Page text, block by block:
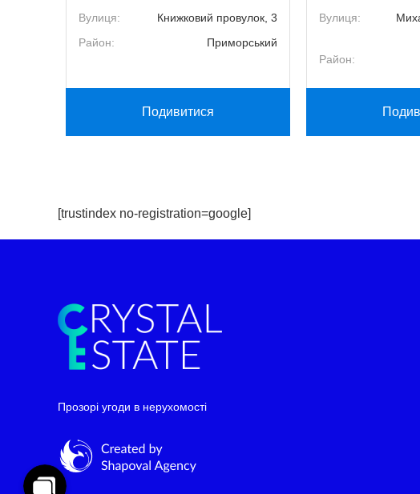
Вулиця:
Книжковий провулок, 3
Район:
Приморський
Подивитися
Вулиця:
Район:
[trustindex no-registration=google]
Прозорі угоди в нерухомості
Telegram